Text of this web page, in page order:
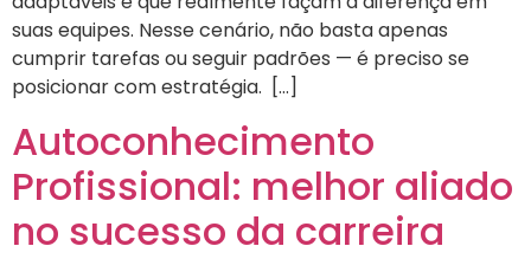
suas equipes. Nesse cenário, não basta apenas
cumprir tarefas ou seguir padrões — é preciso se
posicionar com estratégia. […]
Autoconhecimento
Profissional: melhor aliado
no sucesso da carreira